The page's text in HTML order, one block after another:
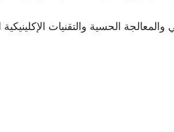
الحسية والتقنيات الإكلينيكية